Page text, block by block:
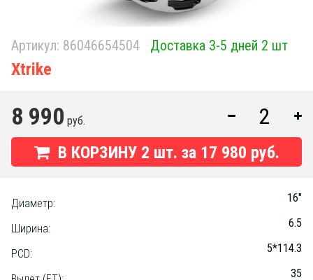
Артикул: 86046654504 Доставка 3-5 дней 2 шт
Xtrike
8 990 руб.
В КОРЗИНУ 2 шт. за 17 980 руб.
Диаметр: 16"
Ширина: 6.5
PCD: 5*114.3
35